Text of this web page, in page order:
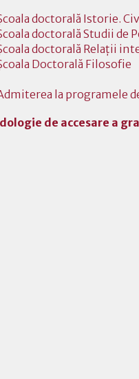
doctorală Istorie.
doctorală Studii
doctorală Relaţii
Doctorală Filosofie
la programele
de accesare a